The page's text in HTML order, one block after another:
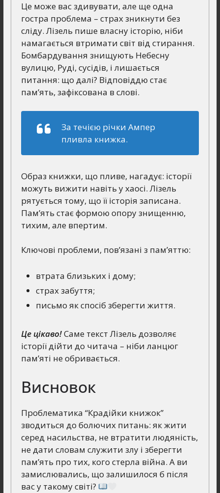
Це може вас здивувати, але ще одна
гостра проблема – страх зникнути без
сліду. Лізель пише власну історію, ніби
намагається втримати світ від стирання.
Бомбардування знищують Небесну
вулицю, Руді, сусідів, і лишається
питання: що далі? Відповіддю стає
пам’ять, зафіксована в слові.
За течією річки Ампер
пливла книжка.
Образ книжки, що пливе, нагадує: історії
можуть вижити навіть у хаосі. Лізель
рятується тому, що її історія записана.
Пам’ять стає формою опору знищенню,
тихим, але впертим.
Ключові проблеми, пов’язані з пам’яттю:
втрата близьких і дому;
страх забуття;
письмо як спосіб зберегти життя.
Це цікаво!Саме текст Лізель дозволяє
історії дійти до читача – ніби ланцюг
пам’яті не обривається.
Висновок
Проблематика “Крадійки книжок”
зводиться до болючих питань: як жити
серед насильства, не втратити людяність,
не дати словам служити злу і зберегти
пам’ять про тих, кого стерла війна. А ви
замислювались, що залишилося б після
вас у такому світі?